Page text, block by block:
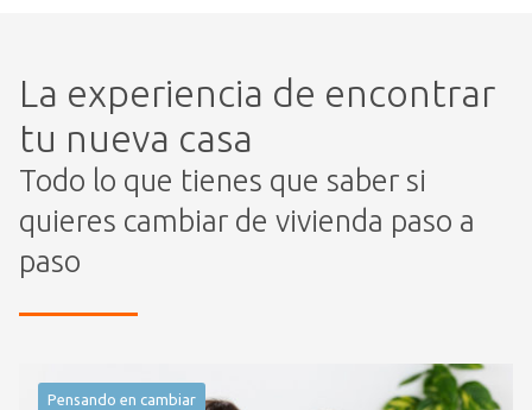
La experiencia de encontrar
tu nueva casa
Todo lo que tienes que saber si
quieres cambiar de vivienda paso a
paso
Pensando en cambiar